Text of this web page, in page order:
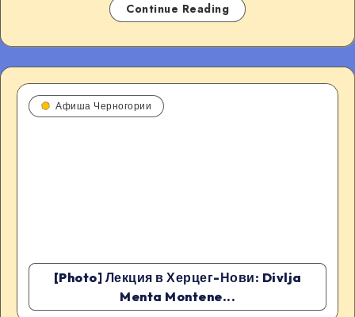
Continue Reading
[Photo] Лекция в Херцег-Нови: Divlja
Menta Montene...
Афиша Черногории